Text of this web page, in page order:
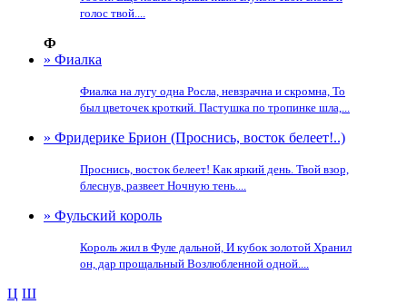
голос твой....
Ф
» Фиалка
Фиалка на лугу одна Росла, невзрачна и скромна, То
был цветочек кроткий. Пастушка по тропинке шла,...
» Фридерике Брион (Проснись, восток белеет!..)
Проснись, восток белеет! Как яркий день. Твой взор,
блеснув, развеет Ночную тень....
» Фульский король
Король жил в Фуле дальной, И кубок золотой Хранил
он, дар прощальный Возлюбленной одной....
Ц Ш